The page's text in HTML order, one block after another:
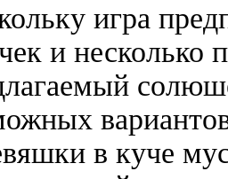
игра
и несколько
в куче